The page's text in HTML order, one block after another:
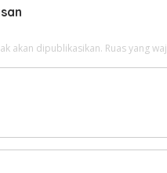
akan dipublikasikan. Ruas yang